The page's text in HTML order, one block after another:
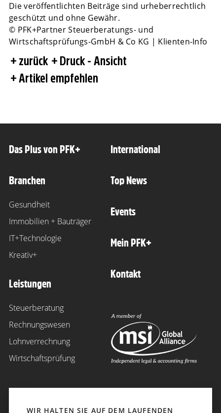
Die veröffentlichten Beiträge sind urheberrechtlich
geschützt und ohne Gewähr.
© PFK+Partner Steuerberatungs- und
Wirtschaftsprüfungs-GmbH & Co KG | Klienten-Info
zurück
Druck - Ansicht
Artikel empfehlen
Das Plus von PFK+
Branchen
Gesundheit
Immobilien + Bauträger
IT+Technologie
Kreativ+
Leistungen
Steuerberatung
Rechnungswesen
Lohnverrechnung
Wirtschaftsprüfung
International
Top News
Events
Mein PFK+
Kontakt
WIR HALTEN SIE AUF DEM LAUFENDEN